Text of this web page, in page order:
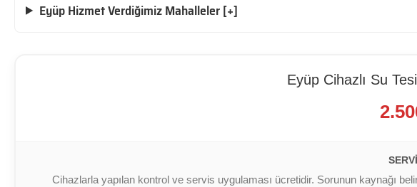
Eyüp Hizmet Verdiğimiz Mahalleler [+]
Eyüp Cihazlı Su
Cihazlarla yapılan kontrol ve servis uygulaması ücretidir. Sorunun kaynağı